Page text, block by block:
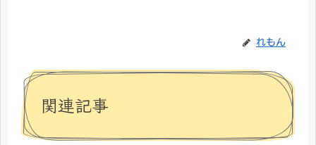
れもん
関連記事